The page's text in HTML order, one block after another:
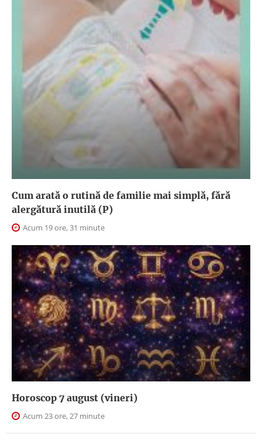
Cum arată o rutină de familie mai simplă, fără
alergătură inutilă (P)
Acum 19 ore, 31 minute
Horoscop 7 august (vineri)
Acum 23 ore, 27 minute